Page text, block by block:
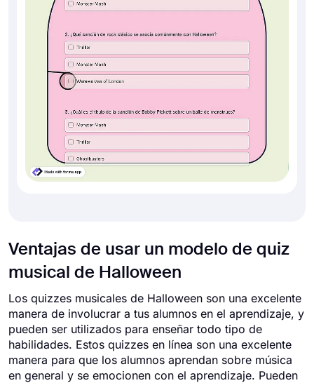
Ventajas de usar un modelo de quiz
musical de Halloween
Los quizzes musicales de Halloween son una excelente
manera de involucrar a tus alumnos en el aprendizaje, y
pueden ser utilizados para enseñar todo tipo de
habilidades. Estos quizzes en línea son una excelente
manera para que los alumnos aprendan sobre música
en general y se emocionen con el aprendizaje. Pueden